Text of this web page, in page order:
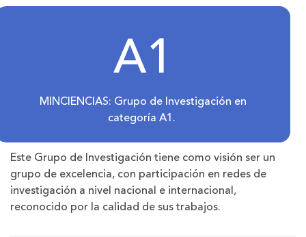
A1
MINCIENCIAS: Grupo de Investigación en
categoría A1.
Este Grupo de Investigación tiene como visión ser un
grupo de excelencia, con participación en redes de
investigación a nivel nacional e internacional,
reconocido por la calidad de sus trabajos.